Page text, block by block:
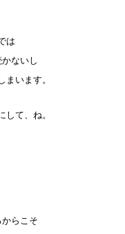
は
ないし
まいます。
して、ね。
らこそ